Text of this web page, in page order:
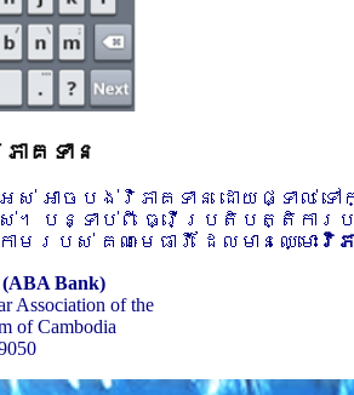
គទាន
អស់ អាចបង់វិភាគទាន ដោយផ្ទាល់
ាស់។ បន្ទាប់ពី ធ្វើប្រតិបត្តិកា
ាមរបស់ គណៈមេធាវី ដែលមានឈ្មោះ វិភ
Bank)
of the